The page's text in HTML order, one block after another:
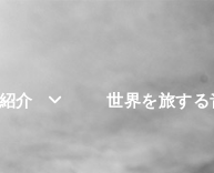
介 世界を旅する